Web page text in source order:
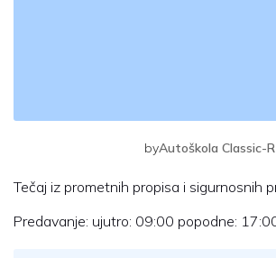
byAutoškola Classic-R
Tečaj iz prometnih propisa i sigurnosnih
Predavanje: ujutro: 09:00 popodne: